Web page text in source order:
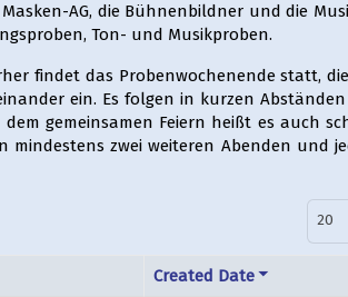
AG, die Bühnenbildner und die
Ton- und Musikproben.
findet das Probenwochenende statt,
ein. Es folgen in kurzen
gemeinsamen Feiern heißt es auch
zwei weiteren Abenden und
20
Created Date